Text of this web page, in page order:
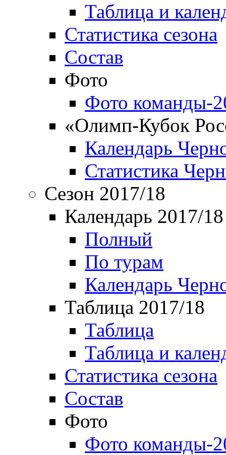
Таблица и
Статистика сезона
Состав
Фото
Фото команды-
«Олимп-Кубок
Календарь
Статистика
Сезон 2017/18
Календарь 2017/18
Полный
По турам
Календарь
Таблица 2017/18
Таблица
Таблица и
Статистика сезона
Состав
Фото
Фото команды-